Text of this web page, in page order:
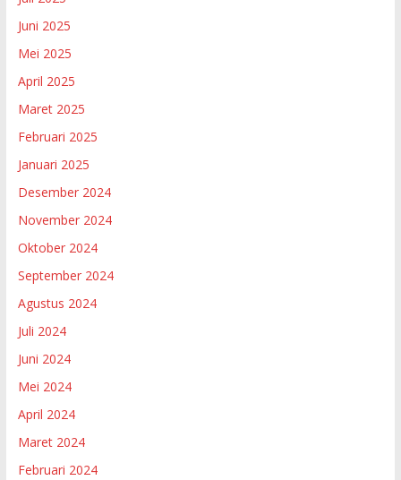
Juni 2025
Mei 2025
April 2025
Maret 2025
Februari 2025
Januari 2025
Desember 2024
November 2024
Oktober 2024
September 2024
Agustus 2024
Juli 2024
Juni 2024
Mei 2024
April 2024
Maret 2024
Februari 2024